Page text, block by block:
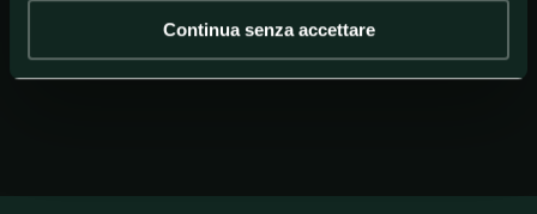
Continua senza accettare